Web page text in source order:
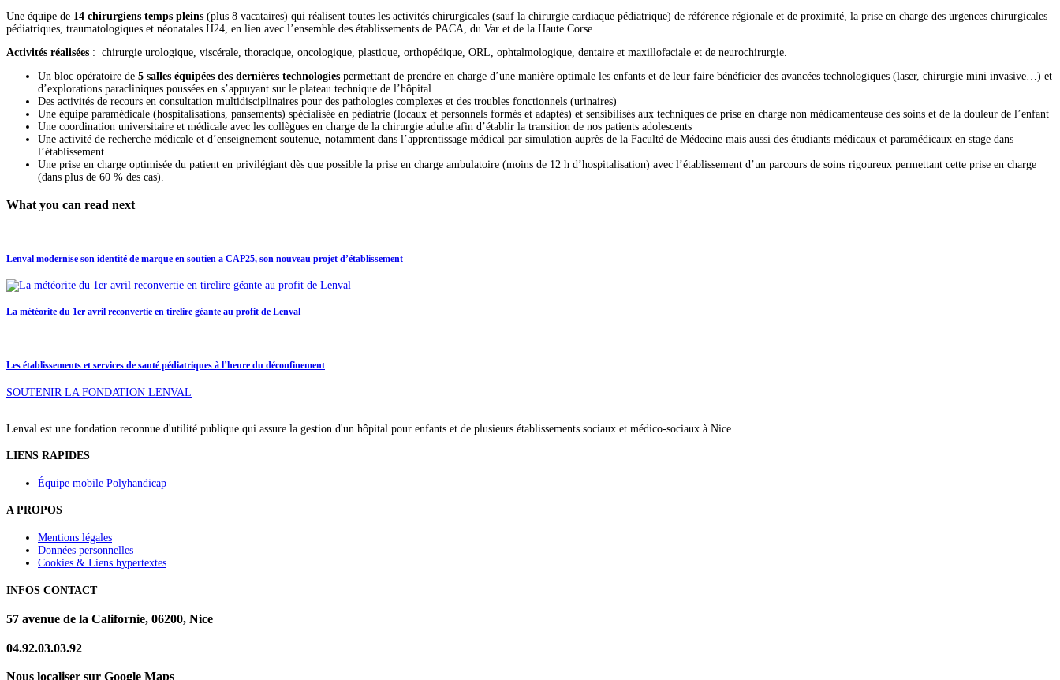
Une équipe de 14 chirurgiens temps pleins (plus 8 vacataires) qui réalisent toutes les activités chirurgicales (sauf la chirurgie cardiaque pédiatrique) de référence régionale et de proximité, la prise en charge des urgences chirurgicales
pédiatriques, traumatologiques et néonatales H24, en lien avec l’ensemble des établissements de PACA, du Var et de la Haute Corse.
Activités réalisées : chirurgie urologique, viscérale, thoracique, oncologique, plastique, orthopédique, ORL, ophtalmologique, dentaire et maxillofaciale et de neurochirurgie.
Un bloc opératoire de 5 salles équipées des dernières technologies permettant de prendre en charge d’une manière optimale les enfants et de leur faire bénéficier des avancées technologiques (laser, chirurgie mini invasive…) et
d’explorations paracliniques poussées en s’appuyant sur le plateau technique de l’hôpital.
Des activités de recours en consultation multidisciplinaires pour des pathologies complexes et des troubles fonctionnels (urinaires)
Une équipe paramédicale (hospitalisations, pansements) spécialisée en pédiatrie (locaux et personnels formés et adaptés) et sensibilisés aux techniques de prise en charge non médicamenteuse des soins et de la douleur de l’enfant
Une coordination universitaire et médicale avec les collègues en charge de la chirurgie adulte afin d’établir la transition de nos patients adolescents
Une activité de recherche médicale et d’enseignement soutenue, notamment dans l’apprentissage médical par simulation auprès de la Faculté de Médecine mais aussi des étudiants médicaux et paramédicaux en stage dans
l’établissement.
Une prise en charge optimisée du patient en privilégiant dès que possible la prise en charge ambulatoire (moins de 12 h d’hospitalisation) avec l’établissement d’un parcours de soins rigoureux permettant cette prise en charge
(dans plus de 60 % des cas).
What you can read next
Lenval modernise son identité de marque en soutien a CAP25, son nouveau projet d’établissement
La météorite du 1er avril reconvertie en tirelire géante au profit de Lenval
Les établissements et services de santé pédiatriques à l’heure du déconfinement
SOUTENIR LA FONDATION LENVAL
Lenval est une fondation reconnue d'utilité publique qui assure la gestion d'un hôpital pour enfants et de plusieurs établissements sociaux et médico-sociaux à Nice.
LIENS RAPIDES
Équipe mobile Polyhandicap
A PROPOS
Mentions légales
Données personnelles
Cookies & Liens hypertextes
INFOS CONTACT
57 avenue de la Californie, 06200, Nice
04.92.03.03.92
Nous localiser sur Google Maps